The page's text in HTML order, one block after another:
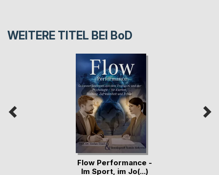
WEITERE TITEL BEI BoD
Flow Performance -
Im Sport, im Jo(...)